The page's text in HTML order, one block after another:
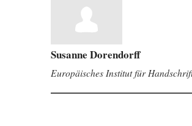
Susanne Dorendorff
Europäisches Institut für